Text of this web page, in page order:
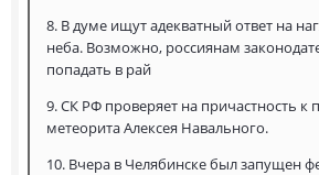
8. В думе ищут адекватный ответ на
неба. Возможно, россиянам
попадать в рай
9. СК РФ проверяет на причастность к
метеорита Алексея Навального.
10. Вчера в Челябинске был запущен